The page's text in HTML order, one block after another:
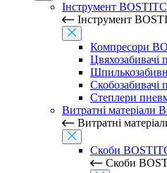
Інструмент
Інструмент
Компресори
Цвяхозабивачі
Скобозабивачі
Степлери
Витратні матеріали
Витратні
Скоби
Скоби